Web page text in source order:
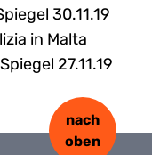
30.11.19
in Malta
27.11.19
nach
oben